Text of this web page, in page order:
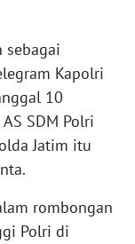
sebagai
Kapolri
10
SDM Polri
Jatim itu
rombongan
Polri di